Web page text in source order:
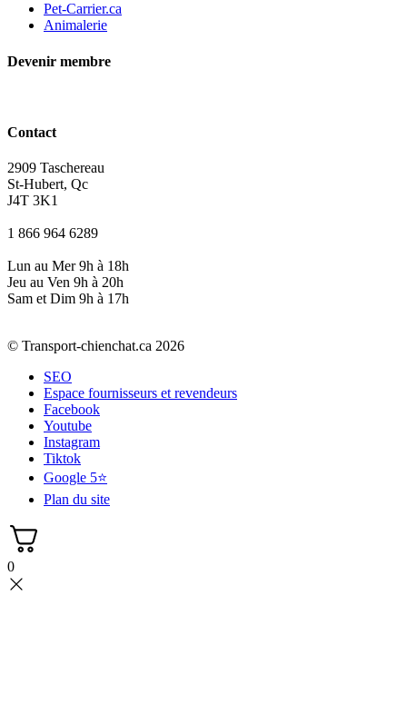
Pet-Carrier.ca
Animalerie
Devenir membre
Contact
2909 Taschereau
St-Hubert, Qc
J4T 3K1
1 866 964 6289
Lun au Mer 9h à 18h
Jeu au Ven 9h à 20h
Sam et Dim 9h à 17h
© Transport-chienchat.ca 2026
SEO
Espace fournisseurs et revendeurs
Facebook
Youtube
Instagram
Tiktok
Google 5⭐
Plan du site
0